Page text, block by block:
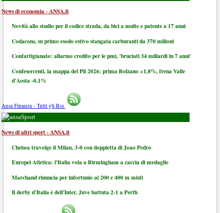
News di economia - ANSA.it
Novità allo studio per il codice strada, da bici a multe e patente a 17 anni
Codacons, su primo esodo estivo stangata carburanti da 370 milioni
Confartigianato: allarme credito per le pmi, 'bruciati 34 miliardi in 7 anni'
Confesercenti, la mappa del Pil 2026: prima Bolzano +1,8%, frena Valle
d'Aosta -0,1%
Ansa Finanza - Tutti gli Rss
Sport
News di altri sport - ANSA.it
Chelsea travolge il Milan, 3-0 con doppietta di Joao Pedro
Europei Atletica: l'Italia vola a Birmingham a caccia di medaglie
Marchand rinuncia per infortunio ai 200 e 400 m misti
Il derby d'Italia è dell'Inter, Juve battuta 2-1 a Perth